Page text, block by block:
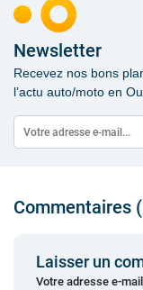
Newsletter
Recevez nos bons
l’actu auto/moto en
Commentaires
Laisser un
Votre adresse e-